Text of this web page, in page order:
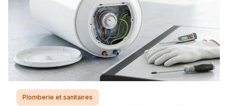
Plomberie et sanitaires